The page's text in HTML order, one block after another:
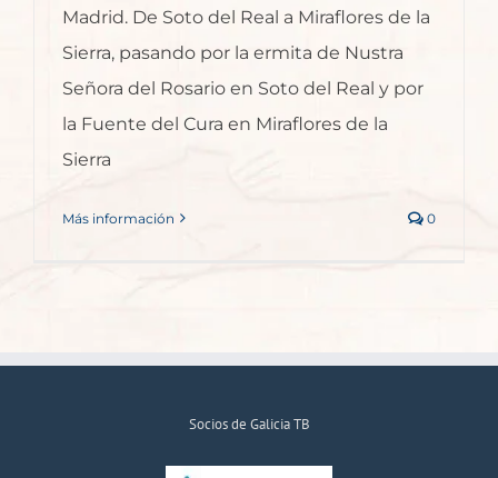
Madrid. De Soto del Real a Miraflores de la
Sierra, pasando por la ermita de Nustra
Señora del Rosario en Soto del Real y por
la Fuente del Cura en Miraflores de la
Sierra
Más información 0
Socios de Galicia TB